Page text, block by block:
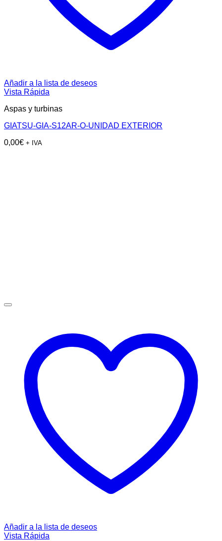
Añadir a la lista de deseos
Vista Rápida
Aspas y turbinas
GIATSU-GIA-S12AR-O-UNIDAD EXTERIOR
0,00€ + IVA
Añadir a la lista de deseos
Vista Rápida